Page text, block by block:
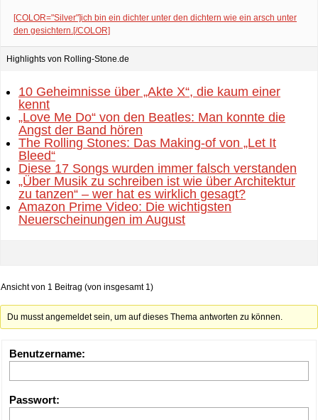
[COLOR="Silver"]ich bin ein dichter unter den dichtern wie ein arsch unter
den gesichtern.[/COLOR]
Highlights von Rolling-Stone.de
10 Geheimnisse über „Akte X“, die kaum einer
kennt
„Love Me Do“ von den Beatles: Man konnte die
Angst der Band hören
The Rolling Stones: Das Making-of von „Let It
Bleed“
Diese 17 Songs wurden immer falsch verstanden
„Über Musik zu schreiben ist wie über Architektur
zu tanzen“ – wer hat es wirklich gesagt?
Amazon Prime Video: Die wichtigsten
Neuerscheinungen im August
Ansicht von 1 Beitrag (von insgesamt 1)
Du musst angemeldet sein, um auf dieses Thema antworten zu können.
Benutzername:
Passwort: